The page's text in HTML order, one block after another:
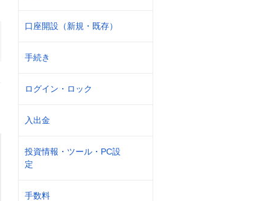
口座開設（新規・既存）
手続き
ログイン・ロック
入出金
投資情報・ツール・PC設
定
手数料